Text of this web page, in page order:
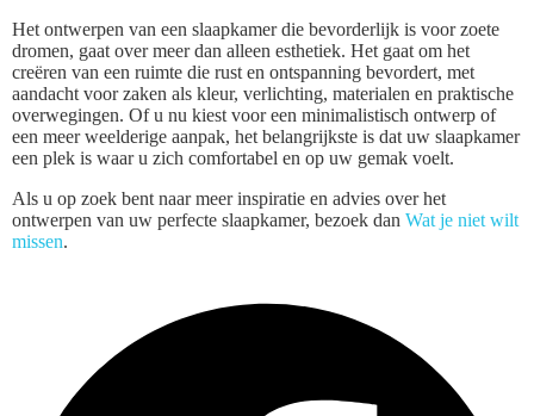
Het ontwerpen van een slaapkamer die bevorderlijk is voor zoete
dromen, gaat over meer dan alleen esthetiek. Het gaat om het
creëren van een ruimte die rust en ontspanning bevordert, met
aandacht voor zaken als kleur, verlichting, materialen en praktische
overwegingen. Of u nu kiest voor een minimalistisch ontwerp of
een meer weelderige aanpak, het belangrijkste is dat uw slaapkamer
een plek is waar u zich comfortabel en op uw gemak voelt.
Als u op zoek bent naar meer inspiratie en advies over het
ontwerpen van uw perfecte slaapkamer, bezoek dan Wat je niet wilt
missen.